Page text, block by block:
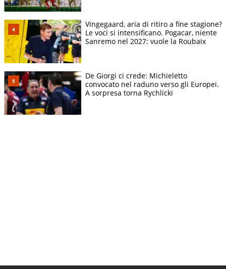
Vingegaard, aria di ritiro a fine stagione?
Le voci si intensificano. Pogacar, niente
Sanremo nel 2027: vuole la Roubaix
De Giorgi ci crede: Michieletto
convocato nel raduno verso gli Europei.
A sorpresa torna Rychlicki